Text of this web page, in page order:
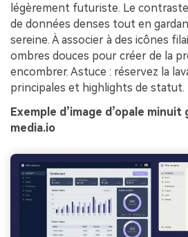
légèrement futuriste. Le
de données denses tout en
sereine. À associer à des icônes
ombres douces pour créer de la
encombrer. Astuce : réservez la
principales et highlights de statut.
Exemple d’image d’opale minuit
media.io